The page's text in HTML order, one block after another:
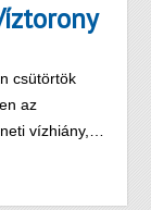
csütörtök
az
vízhiány,…